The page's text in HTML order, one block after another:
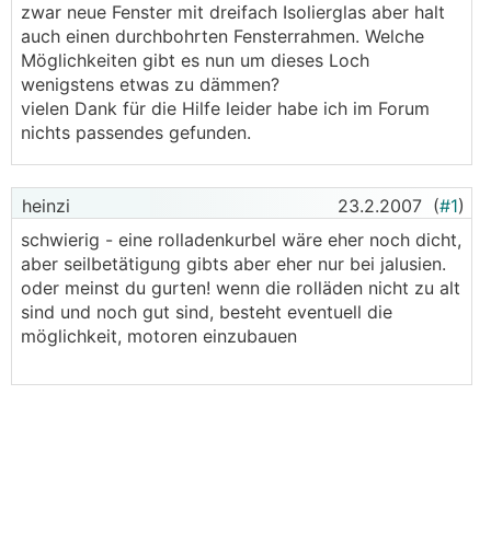
zwar neue Fenster mit dreifach Isolierglas aber halt
auch einen durchbohrten Fensterrahmen. Welche
Möglichkeiten gibt es nun um dieses Loch
wenigstens etwas zu dämmen?
vielen Dank für die Hilfe leider habe ich im Forum
nichts passendes gefunden.
heinzi 23.2.2007 (#1)
schwierig - eine rolladenkurbel wäre eher noch dicht,
aber seilbetätigung gibts aber eher nur bei jalusien.
oder meinst du gurten! wenn die rolläden nicht zu alt
sind und noch gut sind, besteht eventuell die
möglichkeit, motoren einzubauen